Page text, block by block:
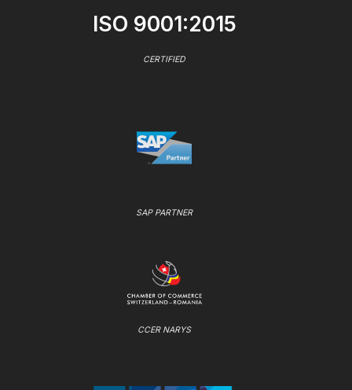
ISO 9001:2015
CERTIFIED
SAP PARTNER
CCER NARYS